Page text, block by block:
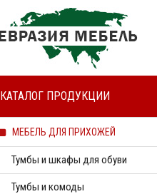
КАТАЛОГ ПРОДУКЦИИ
МЕБЕЛЬ ДЛЯ ПРИХОЖЕЙ
Тумбы и шкафы для обуви
Тумбы и комоды